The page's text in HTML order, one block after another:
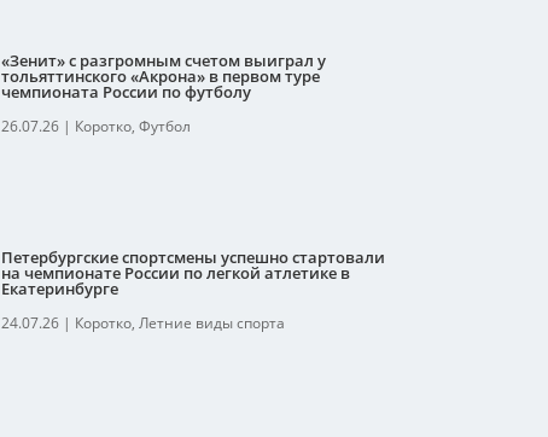
«Зенит» с разгромным счетом выиграл у
тольяттинского «Акрона» в первом туре
чемпионата России по футболу
26.07.26| Коротко, Футбол
Петербургские спортсмены успешно стартовали
на чемпионате России по легкой атлетике в
Екатеринбурге
24.07.26| Коротко, Летние виды спорта